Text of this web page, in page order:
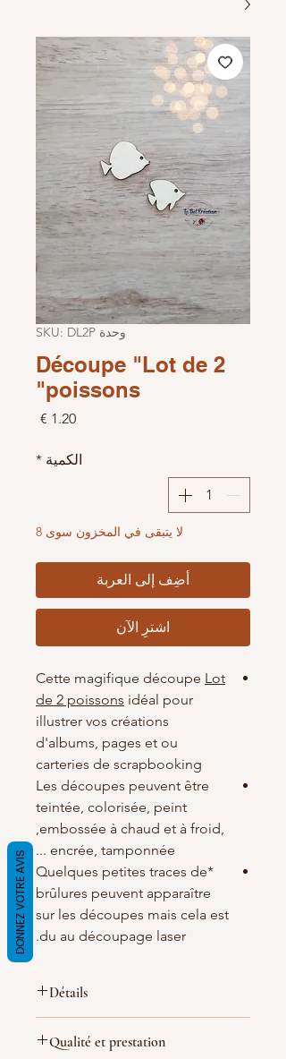
وحدة SKU: DL2P
Découpe "Lot de 2
poissons"
السعر
الكمية *
لا يتبقى في المخزون سوى 8
أضِف إلى العربة
اشترِ الآن
Cette magifique découpe Lot
de 2 poissons idéal pour
illustrer vos créations
d'albums, pages et ou
carteries de scrapbooking
Les découpes peuvent être
teintée, colorisée, peint
,embossée à chaud et à froid,
encrée, tamponnée ...
*Quelques petites traces de
brûlures peuvent apparaître
sur les découpes mais cela est
du au découpage laser.
Détails
1.5 d'épaisseur
Qualité et prestation
DONNEZ VOTRE AVIS